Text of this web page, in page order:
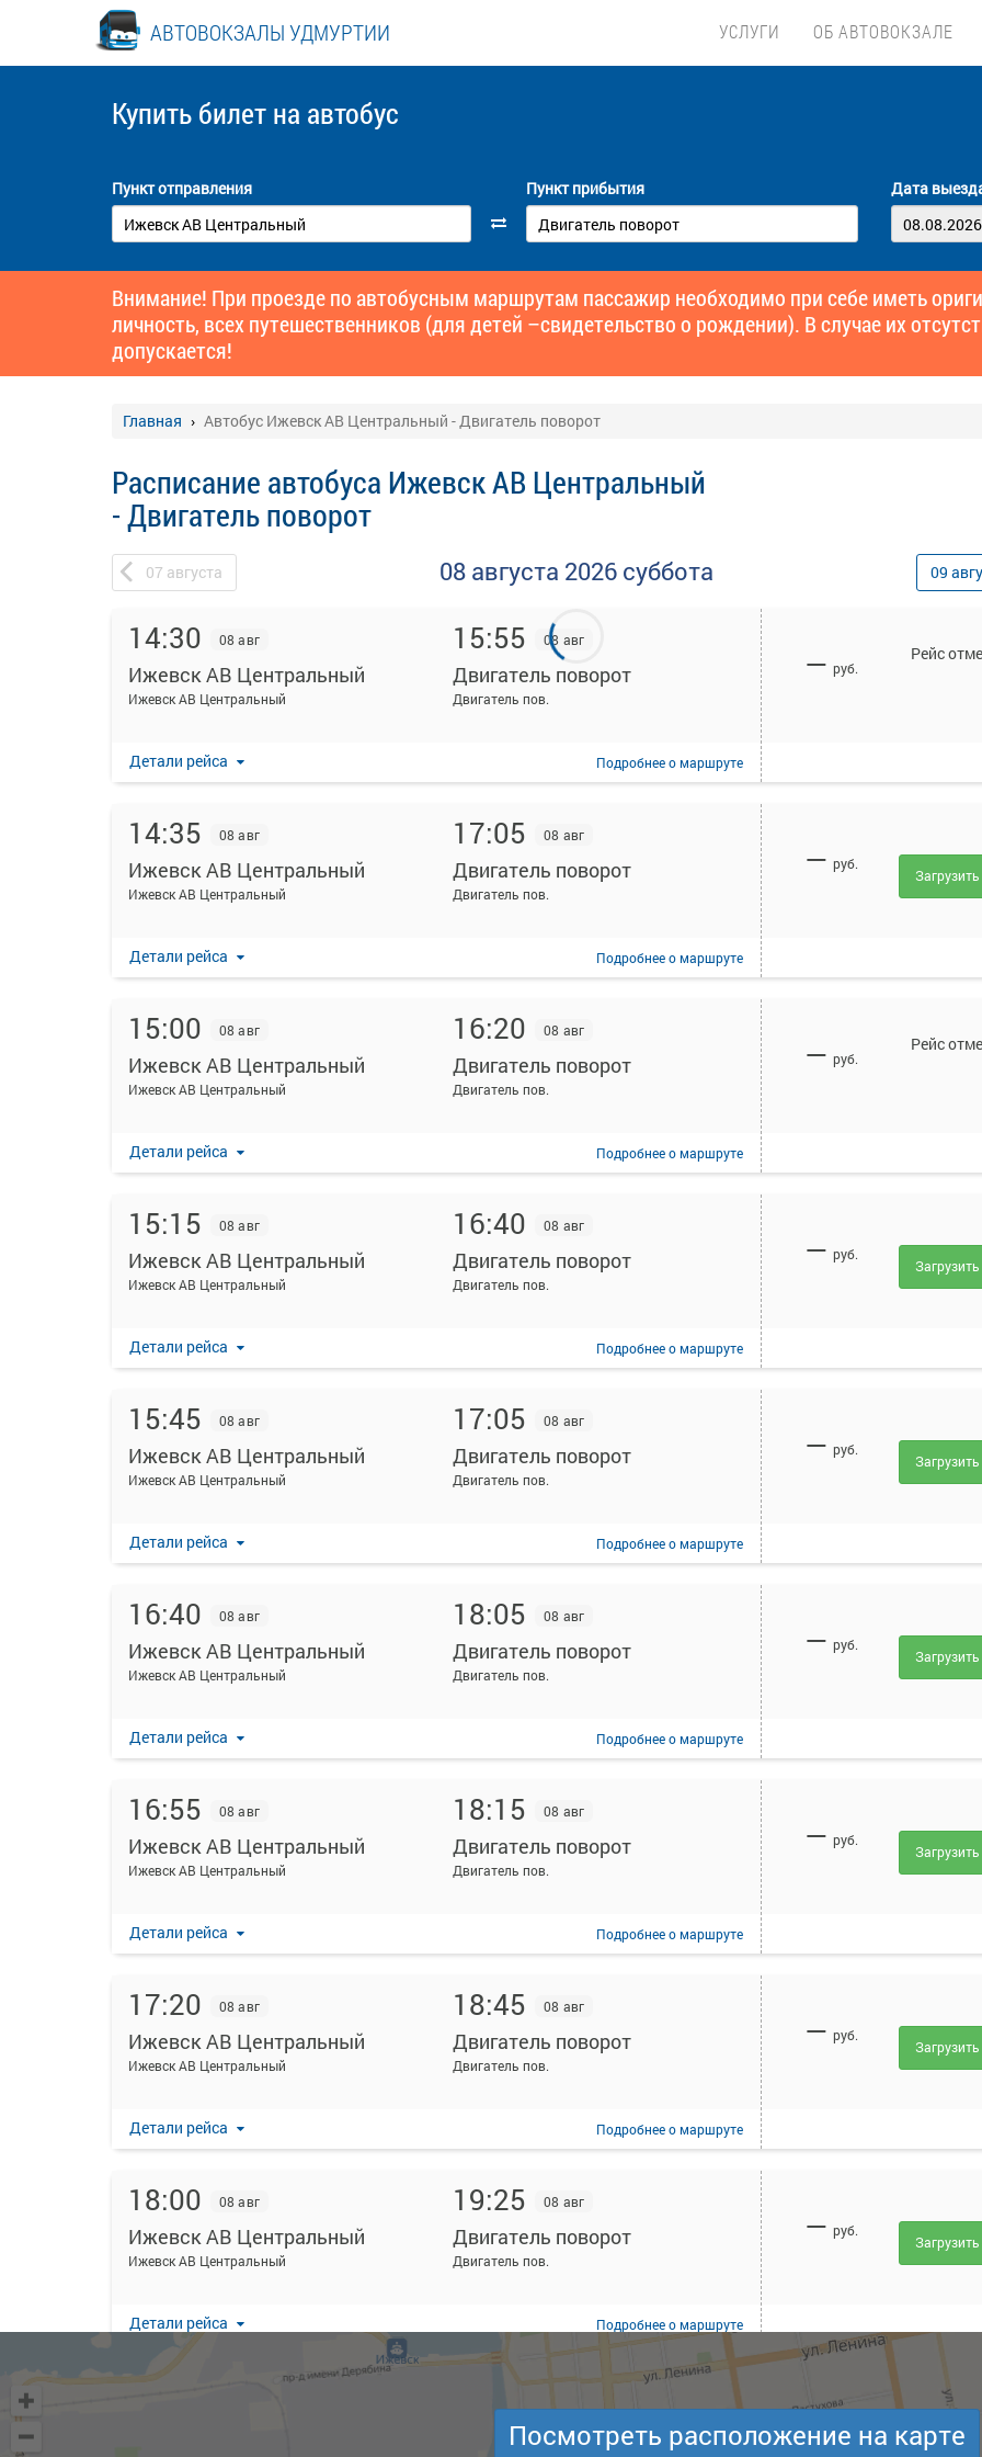
АВТОВОКЗАЛЫ УДМУРТИИ УСЛУГИ ОБ АВТОВОКЗАЛЕ
Купить билет на автобус
Пункт отправления Пункт прибытия Дата
Внимание! При проезде по автобусным маршрутам пассажир необходимо при себе иметь
личность, всех путешественников (для детей –свидетельство о рождении). В случае их
допускается!
Главная Автобус Ижевск АВ Центральный - Двигатель поворот
Расписание автобуса Ижевск АВ Центральный
- Двигатель поворот
07 августа 08 августа 2026 суббота 09
14:30 08 авг
Ижевск АВ Центральный
Ижевск АВ Центральный
15:55 08 авг
Двигатель поворот
Двигатель пов.
Детали рейса Подробнеео маршруте
— руб.
Рейс
14:35 08 авг
Ижевск АВ Центральный
Ижевск АВ Центральный
17:05 08 авг
Двигатель поворот
Двигатель пов.
Детали рейса Подробнеео маршруте
— руб.
15:00 08 авг
Ижевск АВ Центральный
Ижевск АВ Центральный
16:20 08 авг
Двигатель поворот
Двигатель пов.
Детали рейса Подробнеео маршруте
— руб.
Рейс
15:15 08 авг
Ижевск АВ Центральный
Ижевск АВ Центральный
16:40 08 авг
Двигатель поворот
Двигатель пов.
Детали рейса Подробнеео маршруте
— руб.
15:45 08 авг
Ижевск АВ Центральный
Ижевск АВ Центральный
17:05 08 авг
Двигатель поворот
Двигатель пов.
Детали рейса Подробнеео маршруте
— руб.
16:40 08 авг
Ижевск АВ Центральный
Ижевск АВ Центральный
18:05 08 авг
Двигатель поворот
Двигатель пов.
Детали рейса Подробнеео маршруте
— руб.
16:55 08 авг
Ижевск АВ Центральный
Ижевск АВ Центральный
18:15 08 авг
Двигатель поворот
Двигатель пов.
Детали рейса Подробнеео маршруте
— руб.
17:20 08 авг
Ижевск АВ Центральный
Ижевск АВ Центральный
18:45 08 авг
Двигатель поворот
Двигатель пов.
Детали рейса Подробнеео маршруте
— руб.
18:00 08 авг
Ижевск АВ Центральный
Ижевск АВ Центральный
19:25 08 авг
Двигатель поворот
Двигатель пов.
Детали рейса Подробнеео маршруте
— руб.
19:55
Двигатель поворот — Загрузить
Посмотреть расположение на карте